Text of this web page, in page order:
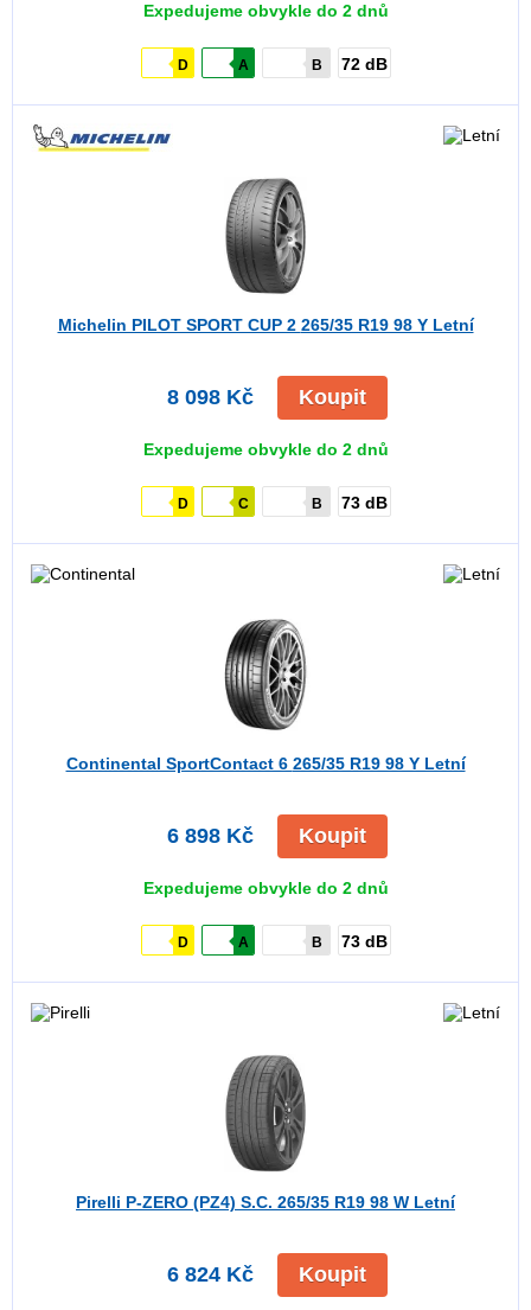
Expedujeme obvykle do 2 dnů
D A B 72 dB
Michelin PILOT SPORT CUP 2 265/35 R19 98 Y Letní
8 098 Kč Koupit
Expedujeme obvykle do 2 dnů
D C B 73 dB
Continental SportContact 6 265/35 R19 98 Y Letní
6 898 Kč Koupit
Expedujeme obvykle do 2 dnů
D A B 73 dB
Pirelli P-ZERO (PZ4) S.C. 265/35 R19 98 W Letní
6 824 Kč Koupit